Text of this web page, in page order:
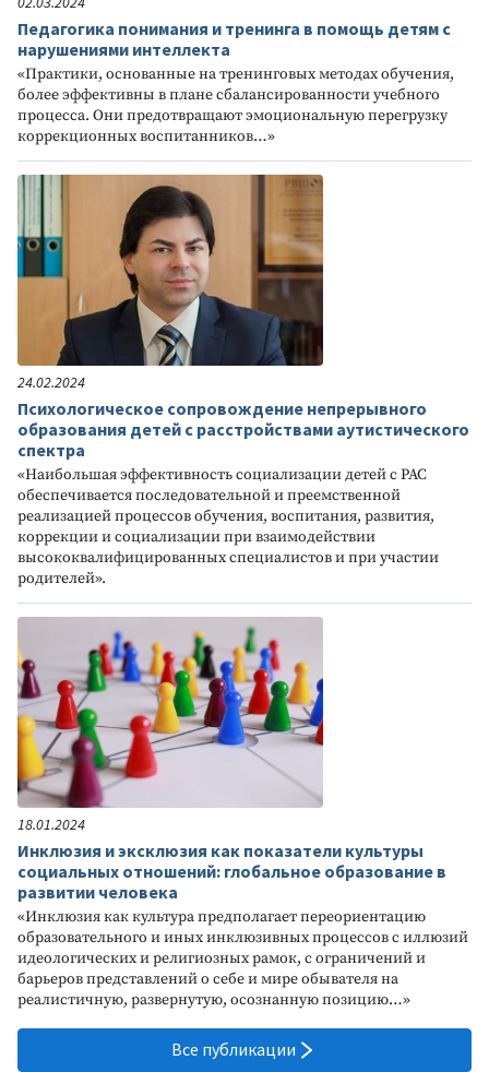
Педагогика понимания и тренинга в помощь детям с
нарушениями интеллекта
«Практики, основанные на тренинговых методах обучения,
более эффективны в плане сбалансированности учебного
процесса. Они предотвращают эмоциональную перегрузку
коррекционных воспитанников…»
24.02.2024
Психологическое сопровождение непрерывного
образования детей с расстройствами аутистического
спектра
«Наибольшая эффективность социализации детей с РАС
обеспечивается последовательной и преемственной
реализацией процессов обучения, воспитания, развития,
коррекции и социализации при взаимодействии
высококвалифицированных специалистов и при участии
родителей».
18.01.2024
Инклюзия и эксклюзия как показатели культуры
социальных отношений: глобальное образование в
развитии человека
«Инклюзия как культура предполагает переориентацию
образовательного и иных инклюзивных процессов с иллюзий
идеологических и религиозных рамок, с ограничений и
барьеров представлений о себе и мире обывателя на
реалистичную, развернутую, осознанную позицию…»
Все публикации